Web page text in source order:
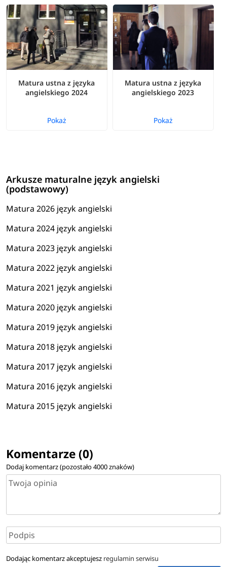
Matura ustna z języka
angielskiego 2024
Pokaż
Matura ustna z języka
angielskiego 2023
Pokaż
Arkusze maturalne język angielski
(podstawowy)
Matura 2026 język angielski
Matura 2024 język angielski
Matura 2023 język angielski
Matura 2022 język angielski
Matura 2021 język angielski
Matura 2020 język angielski
Matura 2019 język angielski
Matura 2018 język angielski
Matura 2017 język angielski
Matura 2016 język angielski
Matura 2015 język angielski
Komentarze (0)
Dodaj komentarz (pozostało4000znaków)
Dodając komentarz akceptujesz regulamin serwisu